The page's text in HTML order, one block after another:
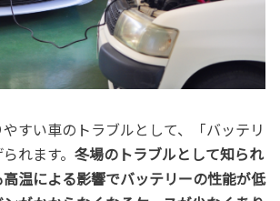
すい車のトラブルとして、「バッテリ
れます。 冬場のトラブルとして知られ
温による影響でバッテリーの性能が低